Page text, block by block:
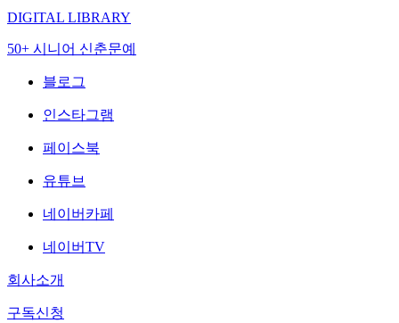
DIGITAL LIBRARY
50+ 시니어 신춘문예
블로그
인스타그램
페이스북
유튜브
네이버카페
네이버TV
회사소개
구독신청